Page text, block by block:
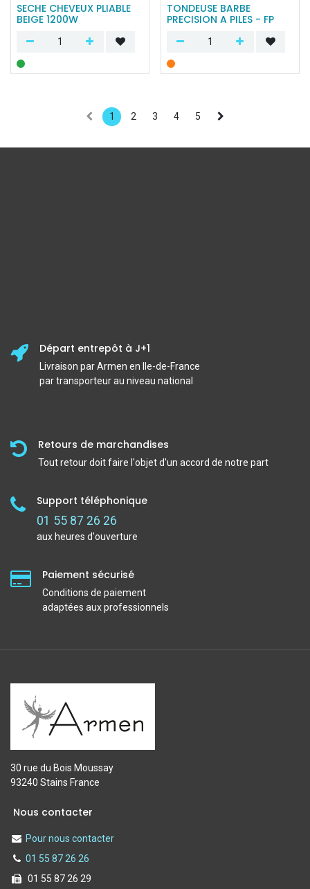
SECHE CHEVEUX PLIABLE
BEIGE 1200W
TONDEUSE BARBE
PRECISION A PILES - FP
1 2 3 4 5
Départ entrepôt à J+1
Livraison par Armen en Ile-de-France
par transporteur au niveau national
Retours de marchandises
Tout retour doit faire l'objet d'un accord de notre part
Support téléphonique
01 55 87 26 26
aux heures d'ouverture
Paiement sécurisé
Conditions de paiement
adaptées aux professionnels
30 rue du Bois Moussay
93240 Stains France
Nous contacter
Pour nous contacter
01 55 87 26 26
01 55 87 26 29